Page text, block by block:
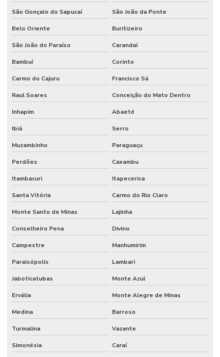
São Gonçalo do Sapucaí São João da Ponte
Belo Oriente Buritizeiro
São João do Paraíso Carandaí
Bambuí Corinto
Carmo do Cajuru Francisco Sá
Raul Soares Conceição do Mato Dentro
Inhapim Abaeté
Ibiá Serro
Muzambinho Paraguaçu
Perdões Caxambu
Itambacuri Itapecerica
Santa Vitória Carmo do Rio Claro
Monte Santo de Minas Lajinha
Conselheiro Pena Divino
Campestre Manhumirim
Paraisópolis Lambari
Jaboticatubas Monte Azul
Ervália Monte Alegre de Minas
Medina Barroso
Turmalina Vazante
Simonésia Caraí